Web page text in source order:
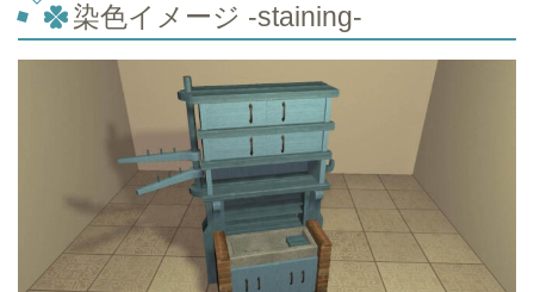
染色イメージ -staining-